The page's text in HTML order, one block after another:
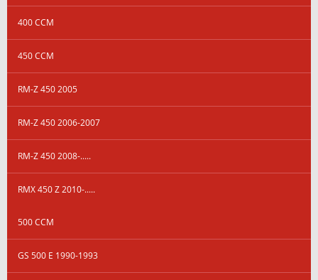
400 CCM
450 CCM
RM-Z 450 2005
RM-Z 450 2006-2007
RM-Z 450 2008-.....
RMX 450 Z 2010-.....
500 CCM
GS 500 E 1990-1993